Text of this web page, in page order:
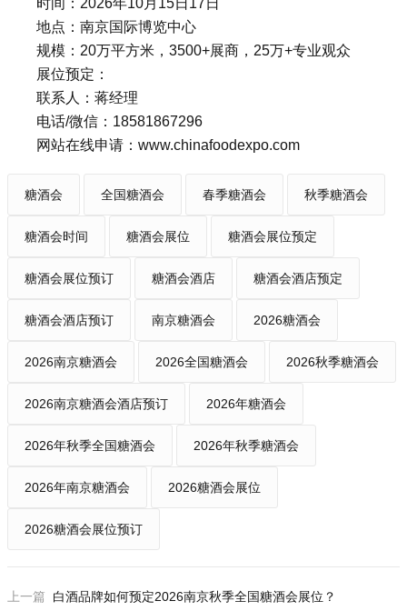
时间：2026年10月15日17日
地点：南京国际博览中心
规模：20万平方米，3500+展商，25万+专业观众
展位预定：
联系人：蒋经理
电话/微信：18581867296
网站在线申请：www.chinafoodexpo.com
糖酒会 全国糖酒会 春季糖酒会 秋季糖酒会
糖酒会时间 糖酒会展位 糖酒会展位预定
糖酒会展位预订 糖酒会酒店 糖酒会酒店预定
糖酒会酒店预订 南京糖酒会 2026糖酒会
2026南京糖酒会 2026全国糖酒会 2026秋季糖酒会
2026南京糖酒会酒店预订 2026年糖酒会
2026年秋季全国糖酒会 2026年秋季糖酒会
2026年南京糖酒会 2026糖酒会展位
2026糖酒会展位预订
上一篇 白酒品牌如何预定2026南京秋季全国糖酒会展位？